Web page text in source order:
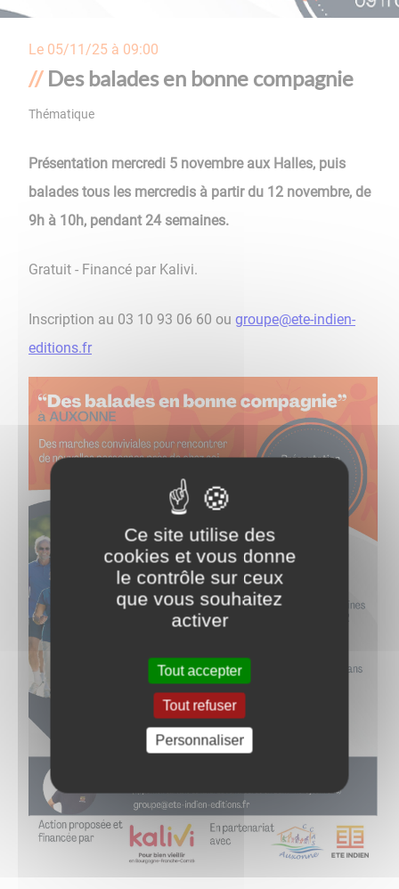
Le 05/11/25 à 09:00
Des balades en bonne compagnie
Thématique
Présentation mercredi 5 novembre aux Halles, puis
balades tous les mercredis à partir du 12 novembre, de
9h à 10h, pendant 24 semaines.
Gratuit - Financé par Kalivi.
Inscription au 03 10 93 06 60 ou groupe@ete-indien-
editions.fr
Ce site utilise des
cookies et vous donne
le contrôle sur ceux
que vous souhaitez
activer
Tout accepter
Tout refuser
Personnaliser